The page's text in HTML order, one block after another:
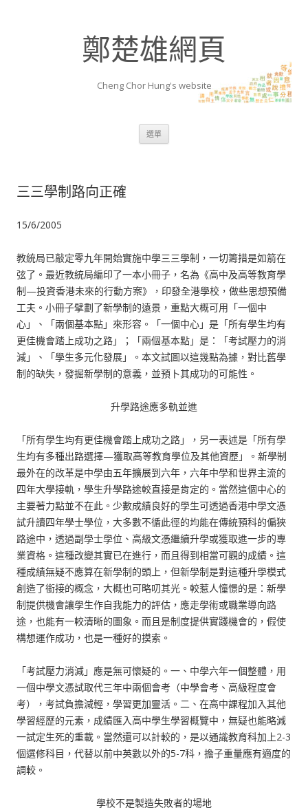
鄭楚雄網頁
Cheng Chor Hung's website
選單
三三學制路向正確
15/6/2005
教統局已敲定零九年開始實施中學三三學制，一切籌措是如箭在
弦了。最近教統局編印了一本小冊子，名為《高中及高等教育學
制—投資香港未來的行動方案》，印發全港學校，做些思想預備
工夫。小冊子擘劃了新學制的遠景，重點大概可用「一個中
心」、「兩個基本點」來形容。「一個中心」是「所有學生均有
更佳機會踏上成功之路」；「兩個基本點」是：「考試壓力的消
減」、「學生多元化發展」。本文試圖以這幾點為據，對比舊學
制的缺失，發掘新學制的意義，並預卜其成功的可能性。
升學路途應多軌並進
「所有學生均有更佳機會踏上成功之路」，另一表述是「所有學
生均有多種出路選擇—獲取高等教育學位及其他資歷」。新學制
最外在的改革是中學由五年擴展到六年，六年中學和世界主流的
四年大學接軌，學生升學路途較直接是肯定的。當然這個中心的
主要著力點並不在此。少數成績良好的學生可透過香港中學文憑
試升讀四年學士學位，大多數不循此徑的均能在傳統預科的偏狹
路途中，透過副學士學位、高級文憑繼續升學或獲取進一步的專
業資格。這種改變其實已在進行，而且得到相當可觀的成績。這
種成績無疑不應算在新學制的頭上，但新學制是對這種升學模式
創造了銜接的概念，大概也可略叨其光。較惹人憧憬的是：新學
制提供機會讓學生作自我能力的評估，應走學術或職業導向路
途，也能有一較清晰的圖象。而且是制度提供實踐機會的，假使
構想運作成功，也是一種好的摸索。
「考試壓力消減」應是無可懷疑的。一、中學六年一個整體，用
一個中學文憑試取代三年中兩個會考（中學會考、高級程度會
考），考試負擔減輕，學習更加靈活。二、在高中課程加入其他
學習經歷的元素，成績匯入高中學生學習概覽中，無疑也能略減
一試定生死的重載。當然還可以計較的，是以通識教育科加上2-3
個選修科目，代替以前中英數以外的5-7科，擔子重量應有適度的
調較。
學校不是製造失敗者的場地